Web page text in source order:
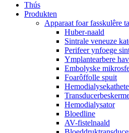
Thús
Produkten
Apparaat foar fasskulêre
Huber-naald
Sintrale veneuze
Perifeer ynfoege
Ymplantearbere
Embolyske
Foarôffolle spuit
Hemodialysator
Bloedline
AV-fistelnaald